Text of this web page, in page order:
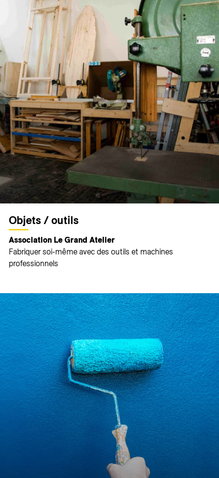
Objets / outils
Association Le Grand Atelier
Fabriquer soi-même avec des outils et machines
professionnels